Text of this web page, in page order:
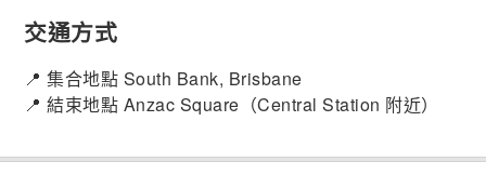
交通方式
📍 集合地點 South Bank, Brisbane
📍 結束地點 Anzac Square（Central Station 附近）